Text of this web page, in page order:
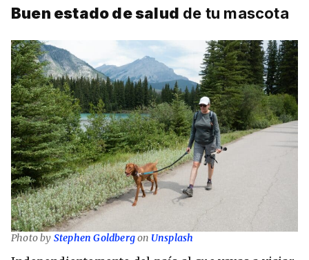
Buen estado de salud de tu mascota
Photo by Stephen Goldbergon Unsplash